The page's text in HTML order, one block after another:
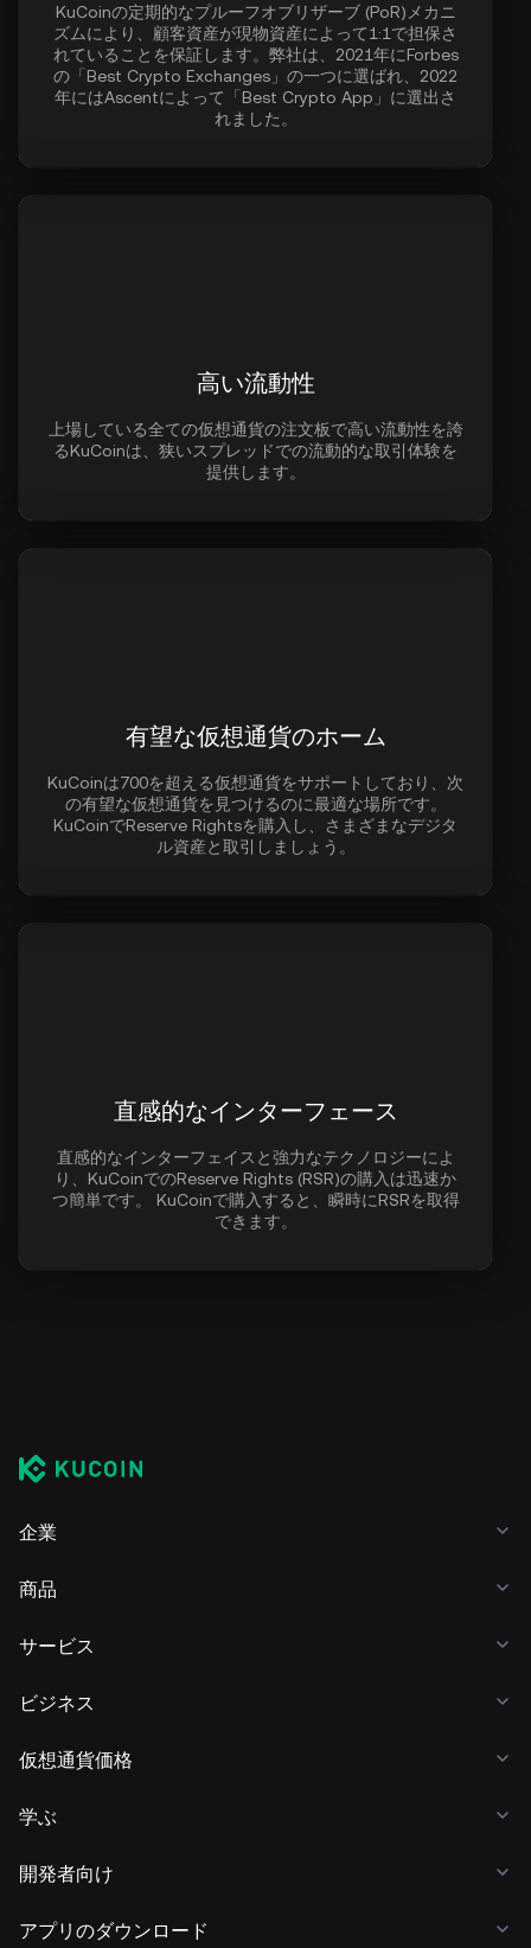
KuCoinの定期的なプルーフオブリザーブ (PoR)メカニ
ズムにより、顧客資産が現物資産によって1:1で担保さ
れていることを保証します。弊社は、2021年にForbes
の「Best Crypto Exchanges」の一つに選ばれ、2022
年にはAscentによって「Best Crypto App」に選出さ
れました。
高い流動性
上場している全ての仮想通貨の注文板で高い流動性を誇
るKuCoinは、狭いスプレッドでの流動的な取引体験を
提供します。
有望な仮想通貨のホーム
KuCoinは700を超える仮想通貨をサポートしており、次
の有望な仮想通貨を見つけるのに最適な場所です。
KuCoinでReserve Rightsを購入し、さまざまなデジタ
ル資産と取引しましょう。
直感的なインターフェース
直感的なインターフェイスと強力なテクノロジーによ
り、KuCoinでのReserve Rights (RSR)の購入は迅速か
つ簡単です。 KuCoinで購入すると、瞬時にRSRを取得
できます。
企業
商品
サービス
ビジネス
仮想通貨価格
学ぶ
開発者向け
アプリのダウンロード